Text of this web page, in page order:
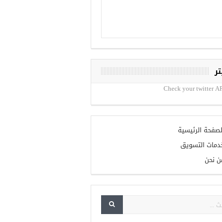
Check your twitter
الرئيسية
التسويق
نحن